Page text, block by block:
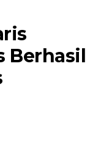
Berhasil